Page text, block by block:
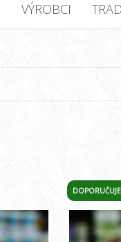
VÝROBCI